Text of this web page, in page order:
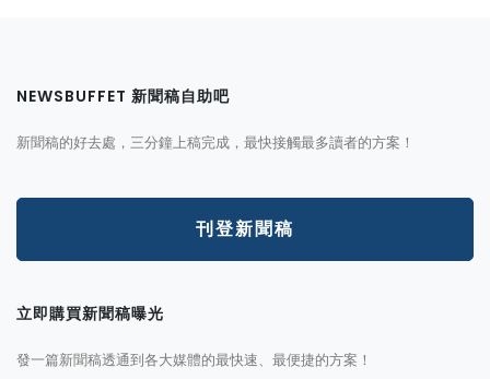
NEWSBUFFET 新聞稿自助吧
新聞稿的好去處，三分鐘上稿完成，最快接觸最多讀者的方案！
刊登新聞稿
立即購買新聞稿曝光
發一篇新聞稿透通到各大媒體的最快速、最便捷的方案！